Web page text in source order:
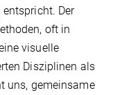
Der
oft in
visuelle
Disziplinen als
uns, gemeinsame